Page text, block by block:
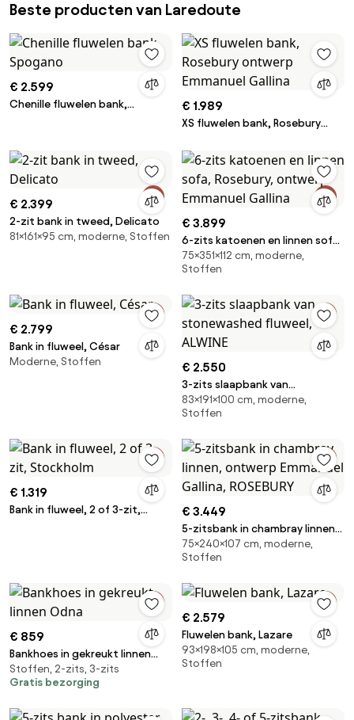
Beste producten van Laredoute
€ 2.599
Chenille fluwelen bank,
€ 1.989
XS fluwelen bank, Rosebury
€ 2.399
2-zit bank in tweed, Delicato
81×161×95 cm, moderne, Stoffen
€ 3.899
6-zits katoenen en linnen sofa,
Rosebury, ontwerp Emmanuel
Gallina
75×351×112 cm, moderne,
Stoffen
€ 2.799
Bank in fluweel, César
Moderne, Stoffen
€ 2.550
3-zits slaapbank van
stonewashed fluweel, ALWINE
83×191×100 cm, moderne,
Stoffen
€ 1.319
Bank in fluweel, 2 of 3-zit,
€ 3.449
5-zitsbank in chambray linnen,
ontwerp Emmanuel Gallina,
ROSEBURY
75×240×107 cm, moderne,
Stoffen
€ 859
Bankhoes in gekreukt linnen
Odna
Stoffen, 2-zits, 3-zits
Gratis bezorging
€ 2.579
Fluwelen bank, Lazare
93×198×105 cm, moderne,
Stoffen